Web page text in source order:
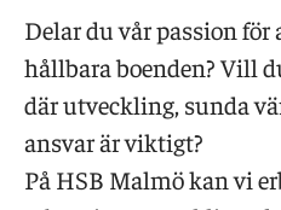
Delar du vår passion
hållbara boenden? Vill
där utveckling, sunda
ansvar är viktigt?
På HSB Malmö kan vi